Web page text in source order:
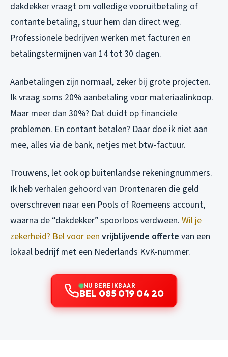
dakdekker vraagt om volledige vooruitbetaling of
contante betaling, stuur hem dan direct weg.
Professionele bedrijven werken met facturen en
betalingstermijnen van 14 tot 30 dagen.
Aanbetalingen zijn normaal, zeker bij grote projecten.
Ik vraag soms 20% aanbetaling voor materiaalinkoop.
Maar meer dan 30%? Dat duidt op financiële
problemen. En contant betalen? Daar doe ik niet aan
mee, alles via de bank, netjes met btw-factuur.
Trouwens, let ook op buitenlandse rekeningnummers.
Ik heb verhalen gehoord van Drontenaren die geld
overschreven naar een Pools of Roemeens account,
waarna de “dakdekker” spoorloos verdween. Wil je
zekerheid? Bel voor een vrijblijvende offerte van een
lokaal bedrijf met een Nederlands KvK-nummer.
NU BEREIKBAAR
BEL 085 019 04 20